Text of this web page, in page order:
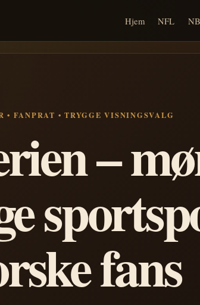
Hjem NFL
FANPRAT • TRYGGE VISNINGSVALG
–
fans